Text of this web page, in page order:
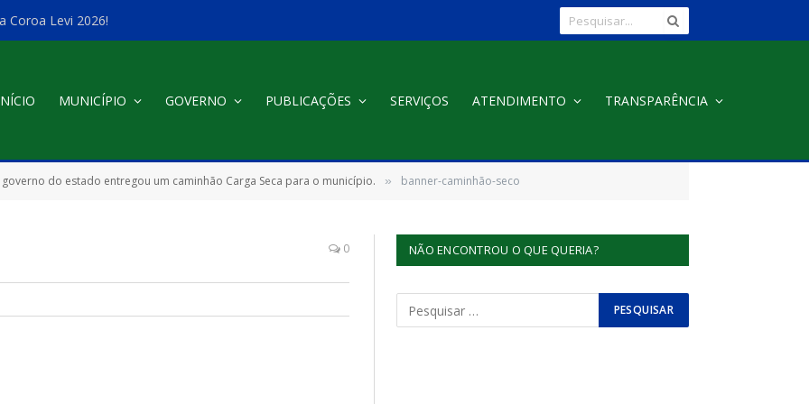
Coroa Levi 2026!
MUNICÍPIO GOVERNO PUBLICAÇÕES SERVIÇOS ATENDIMENTO TRANSPARÊNCIA
do estado entregou um caminhão Carga Seca para o município. » banner-caminhão-seco
0 NÃO ENCONTROU O QUE QUERIA?